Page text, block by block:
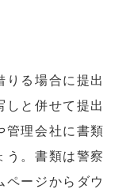
りる場合に提出
しと併せて提出
管理会社に書類
う。書類は警察
ページからダウ